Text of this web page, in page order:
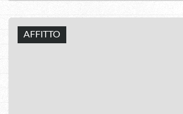
AFFITTO